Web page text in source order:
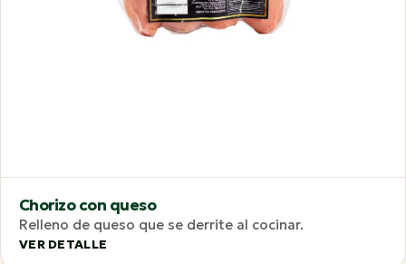
Chorizo con queso
Relleno de queso que se derrite al cocinar.
VER DETALLE